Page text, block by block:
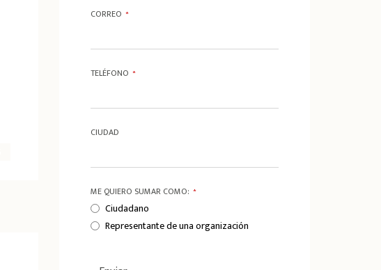
CORREO *
TELÉFONO *
CIUDAD
ME QUIERO SUMAR COMO: *
Ciudadano
Representante de una organización